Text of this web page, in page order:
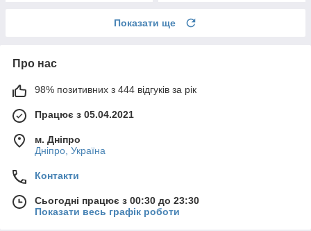
Показати ще
Про нас
98% позитивних з 444 відгуків за рік
Працює з 05.04.2021
м. Дніпро
Дніпро, Україна
Контакти
Сьогодні працює з 00:30 до 23:30
Показати весь графік роботи